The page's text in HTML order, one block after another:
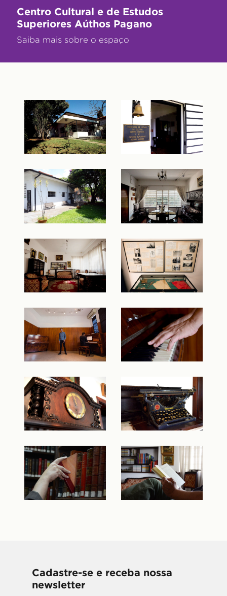
Centro Cultural e de Estudos
Superiores Aúthos Pagano
Saiba mais sobre o espaço
Cadastre-se e receba nossa
newsletter